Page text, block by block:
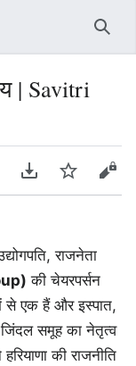
| Savitri
Download PDF
Watch
राजनेता
की चेयरपर्सन
से एक हैं और इस्पात,
जिंदल समूह का नेतृत्व
की राजनीति